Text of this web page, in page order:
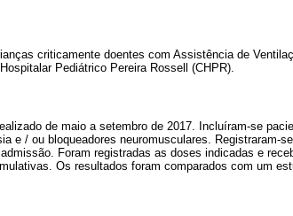
criticamente doentes com Assistência de
Pediátrico Pereira Rossell (CHPR).
de maio a setembro de 2017. Incluíram-se
e / ou bloqueadores neuromusculares. Registraram-
Foram registradas as doses indicadas e
Os resultados foram comparados com um